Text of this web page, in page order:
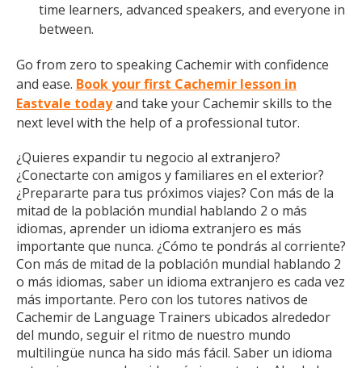
time learners, advanced speakers, and everyone in
between.
Go from zero to speaking Cachemir with confidence
and ease. Book your first Cachemir lesson in
Eastvale todayand take your Cachemir skills to the
next level with the help of a professional tutor.
¿Quieres expandir tu negocio al extranjero?
¿Conectarte con amigos y familiares en el exterior?
¿Prepararte para tus próximos viajes? Con más de la
mitad de la población mundial hablando 2 o más
idiomas, aprender un idioma extranjero es más
importante que nunca. ¿Cómo te pondrás al corriente?
Con más de mitad de la población mundial hablando 2
o más idiomas, saber un idioma extranjero es cada vez
más importante. Pero con los tutores nativos de
Cachemir de Language Trainers ubicados alrededor
del mundo, seguir el ritmo de nuestro mundo
multilingüe nunca ha sido más fácil. Saber un idioma